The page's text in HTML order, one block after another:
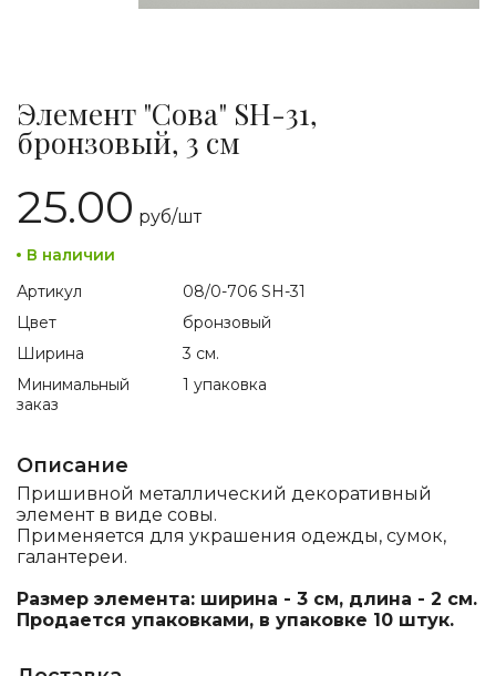
Элемент "Сова" SH-31,
бронзовый, 3 см
25.00 руб/шт
В наличии
Артикул
08/0-706 SH-31
Цвет
бронзовый
Ширина
3 см.
Минимальный
заказ
1 упаковка
Описание
Пришивной металлический декоративный
элемент в виде совы.
Применяется для украшения одежды, сумок,
галантереи.
Размер элемента: ширина - 3 см, длина - 2 см.
Продается упаковками, в упаковке 10 штук.